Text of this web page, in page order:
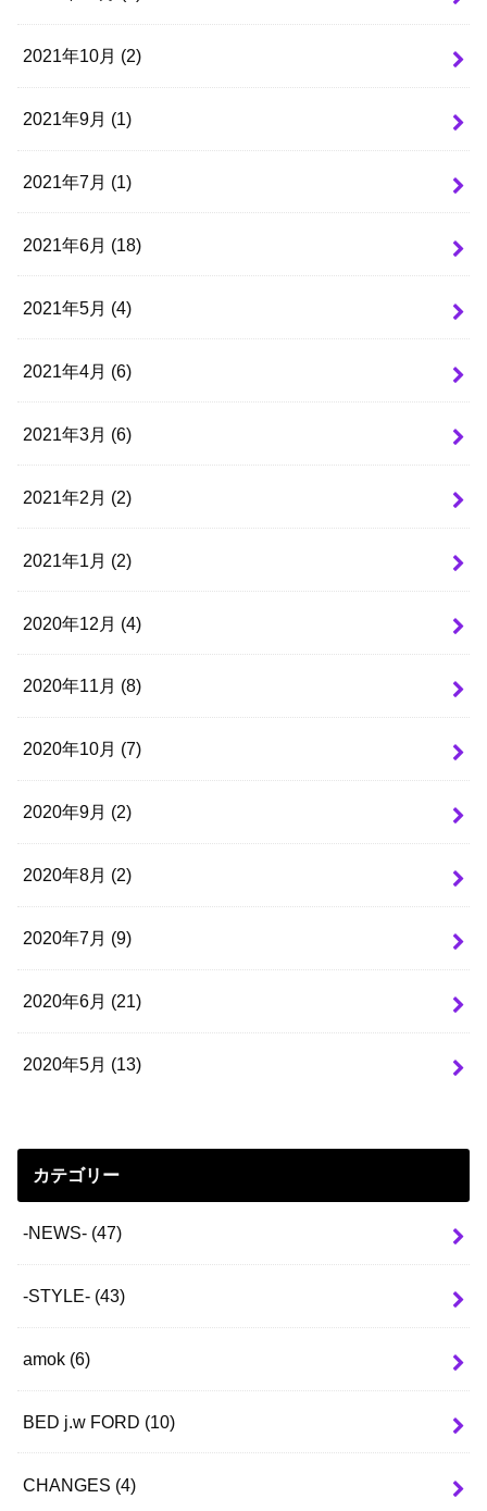
2021年10月 (2)
2021年9月 (1)
2021年7月 (1)
2021年6月 (18)
2021年5月 (4)
2021年4月 (6)
2021年3月 (6)
2021年2月 (2)
2021年1月 (2)
2020年12月 (4)
2020年11月 (8)
2020年10月 (7)
2020年9月 (2)
2020年8月 (2)
2020年7月 (9)
2020年6月 (21)
2020年5月 (13)
カテゴリー
-NEWS- (47)
-STYLE- (43)
amok (6)
BED j.w FORD (10)
CHANGES (4)